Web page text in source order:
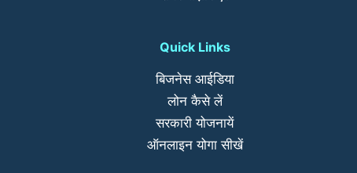
Quick Links
बिजनेस आईडिया
लोन कैसे लें
सरकारी योजनायें
ऑनलाइन योगा सीखें